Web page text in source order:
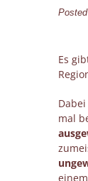
Es
mal